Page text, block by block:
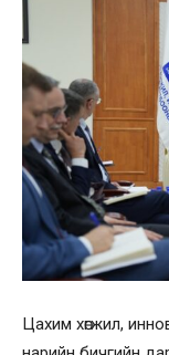
Цахим хөгжил,